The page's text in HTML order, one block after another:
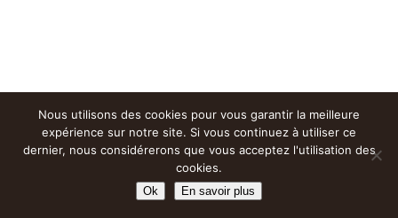
Nous utilisons des cookies pour vous garantir la meilleure
expérience sur notre site. Si vous continuez à utiliser ce
dernier, nous considérerons que vous acceptez l'utilisation des
cookies.
Ok En savoir plus